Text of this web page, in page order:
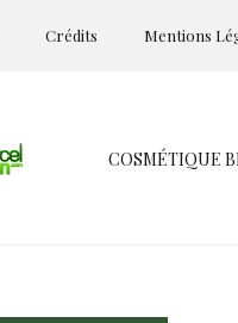
Crédits Mentions
COSMÉTIQUE